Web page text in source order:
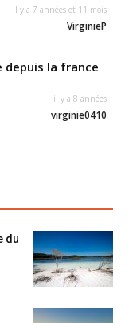
il y a 7 années et 11 mois
VirginieP
la france
il y a 8 années
virginie0410
du